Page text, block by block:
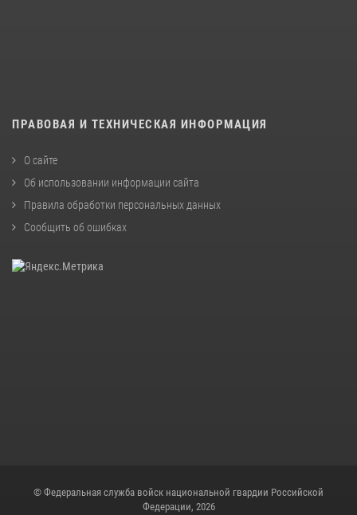
ПРАВОВАЯ И ТЕХНИЧЕСКАЯ ИНФОРМАЦИЯ
О сайте
Об использовании информации сайта
Правила обработки персональных данных
Сообщить об ошибках
© Федеральная служба войск национальной гвардии Российской
Федерации, 2026